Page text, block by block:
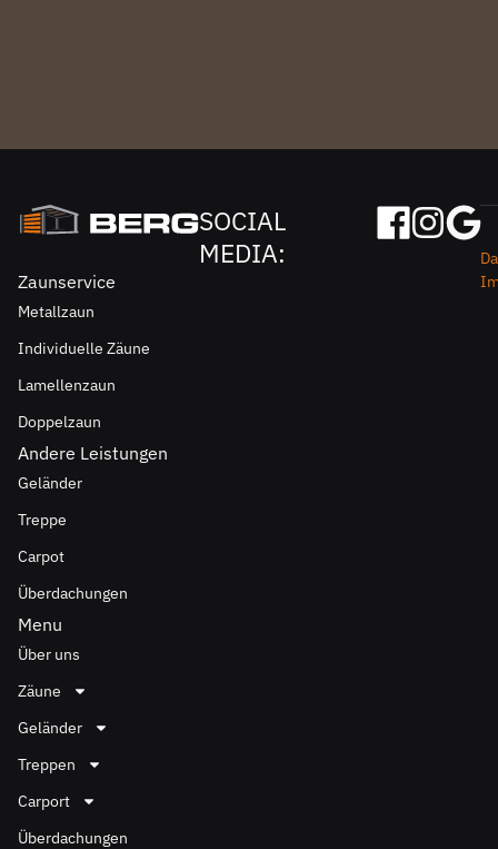
SOCIAL
MEDIA:
Zaunservice
Metallzaun
Individuelle Zäune
Lamellenzaun
Doppelzaun
Andere Leistungen
Geländer
Treppe
Carpot
Überdachungen
Menu
Über uns
Zäune
Geländer
Treppen
Carport
Überdachungen